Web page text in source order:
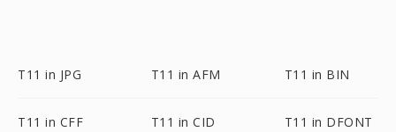
T11 in JPG T11 in AFM T11 in BIN
T11 in CFF T11 in CID T11 in DFONT